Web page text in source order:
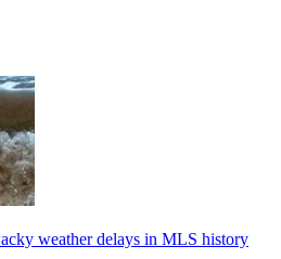
weather delays in MLS history